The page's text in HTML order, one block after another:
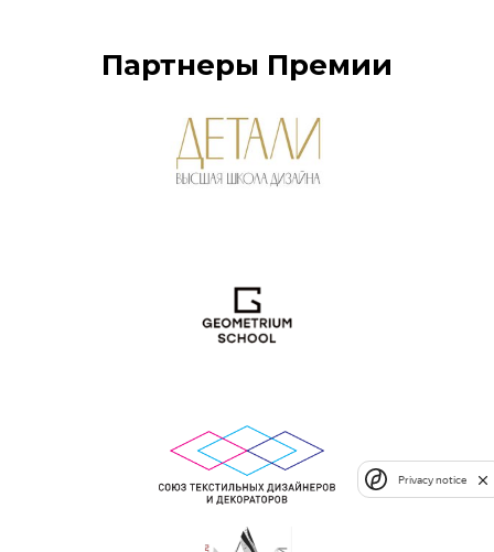
Партнеры Премии
Privacy notice